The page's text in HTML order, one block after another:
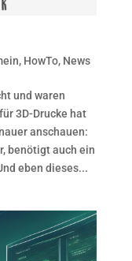
, HowTo, News
und waren
3D-Drucke hat
anschauen:
benötigt auch ein
eben dieses...